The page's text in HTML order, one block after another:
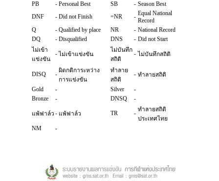
PB
- Personal Best SB - Season Best
DNF
- Did not Finish =NR - Equal National
Record
Q
- Qualified by place NR - National Record
DQ
- Disqualified DNS - Did not Start
ไม่เข้า
แข่งขัน
- ไม่เข้าแข่งขัน
ไม่บันทึก
สถิติ
- ไม่บันทึกสถิติ
DISQ -
ผิดกติการะหว่าง
การแข่งขัน
ทำลาย
สถิติ
- ทำลายสถิติ
Gold - Silver
-
Bronze
- DNSQ -
แพ้ฟาล์ว - แพ้ฟาล์ว TR -
ทำลายสถิติ
ประเทศไทย
NM
-